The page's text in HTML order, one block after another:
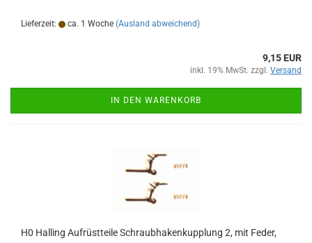
Lieferzeit: ca. 1 Woche (Ausland abweichend)
9,15 EUR
inkl. 19% MwSt. zzgl. Versand
IN DEN WARENKORB
H0 Halling Aufrüstteile Schraubhakenkupplung 2, mit Feder,